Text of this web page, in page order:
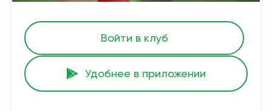
Войти в клуб
Удобнее в приложении